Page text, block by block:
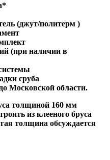
(джут/политерм )
(при наличии в
сруба
Московской области.
толщиной 160 мм
из клееного бруса
толщина обсуждается